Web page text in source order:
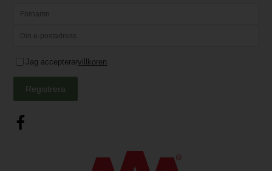
Jag accepterarvillkoren
Registrera